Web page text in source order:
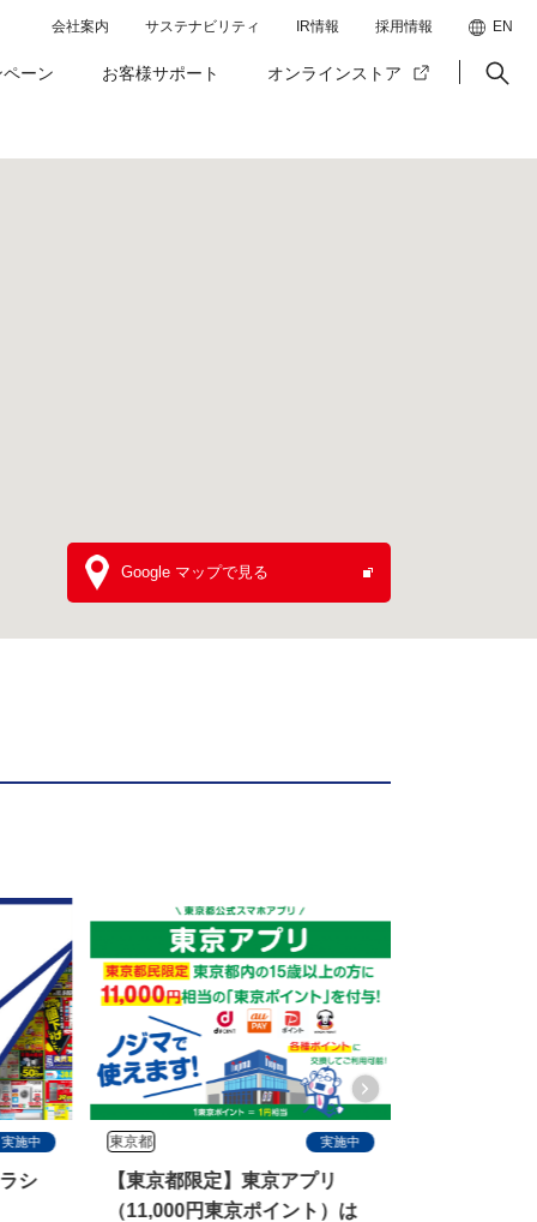
ーン お客様サポート オンラインストア
会社案内 サステナビリティ IR情報 採用情報 EN
Google マップで見る
実施中
シ
東京都 実施中
【東京都限定】東京アプリ
（11,000円東京ポイント）は